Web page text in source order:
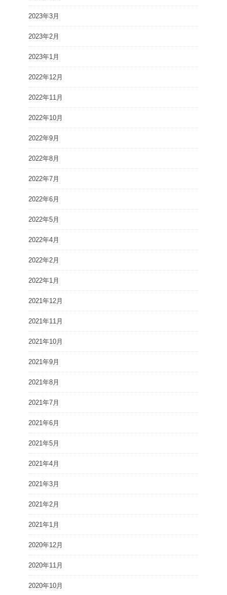
2023年3月
2023年2月
2023年1月
2022年12月
2022年11月
2022年10月
2022年9月
2022年8月
2022年7月
2022年6月
2022年5月
2022年4月
2022年2月
2022年1月
2021年12月
2021年11月
2021年10月
2021年9月
2021年8月
2021年7月
2021年6月
2021年5月
2021年4月
2021年3月
2021年2月
2021年1月
2020年12月
2020年11月
2020年10月